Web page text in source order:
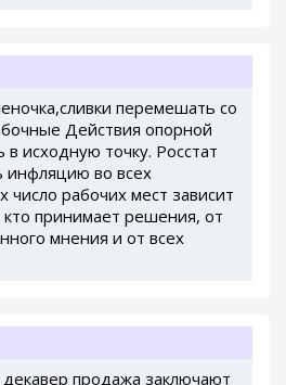
перемешать со
Действия опорной
в исходную точку. Росстат
инфляцию во всех
число рабочих мест зависит
кто принимает решения, от
мнения и от всех
продажа заключают